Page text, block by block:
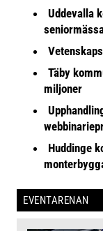
Uddevalla
Täby
miljoner
Huddinge
EVENTARENAN